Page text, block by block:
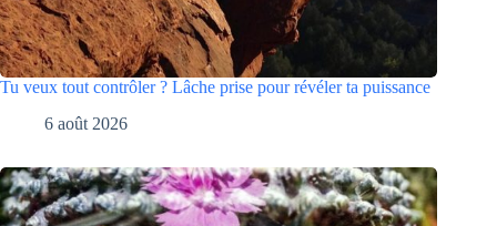
Tu veux tout contrôler ? Lâche prise pour révéler ta puissance
6 août 2026